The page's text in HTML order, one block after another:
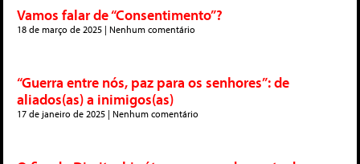
Vamos falar de “Consentimento”?
18 de março de 2025 Nenhum comentário
“Guerra entre nós, paz para os senhores”: de
aliados(as) a inimigos(as)
17 de janeiro de 2025 Nenhum comentário